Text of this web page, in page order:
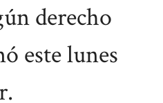
derecho
este lunes